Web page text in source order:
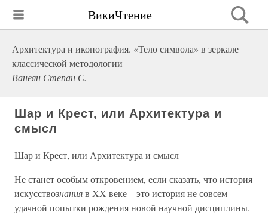
ВикиЧтение
Архитектура и иконография. «Тело символа» в зеркале
классической методологии
Ванеян Степан С.
Шар и Крест, или Архитектура и
смысл
Шар и Крест, или Архитектура и смысл
Не станет особым откровением, если сказать, что история
искусствознанияв XX веке – это история не совсем
удачной попытки рождения новой научной дисциплины.